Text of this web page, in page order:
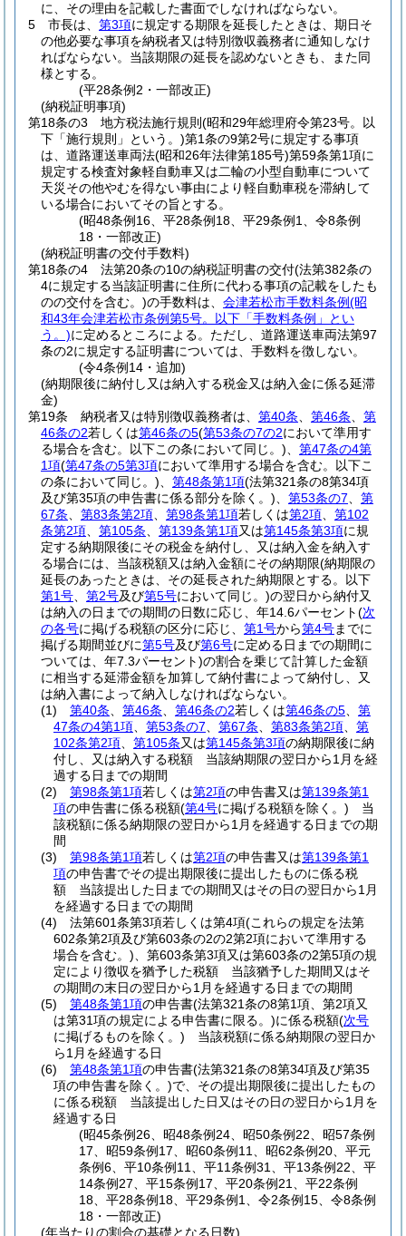
に、その理由を記載した書面でしなければならない。
5
市長は、 第3項に規定する期限を延長したときは、期日そ
の他必要な事項を納税者又は特別徴収義務者に通知しなけ
ればならない。 当該期限の延長を認めないときも、また同
様とする。
(平28条例2・一部改正)
(納税証明事項)
第18条の3
地方税法施行規則 (昭和29年総理府令第23号。以
下「施行規則」という。)第1条の9第2号に規定する事項
は、道路運送車両法(昭和26年法律第185号)第59条第1項に
規定する検査対象軽自動車又は二輪の小型自動車について
天災その他やむを得ない事由により軽自動車税を滞納して
いる場合においてその旨とする。
(昭48条例16、平28条例18、平29条例1、令8条例
18・一部改正)
(納税証明書の交付手数料)
第18条の4
法第20条の10の納税証明書の交付(法第382条の
4に規定する当該証明書に住所に代わる事項の記載をしたも
のの交付を含む。)の手数料は、 会津若松市手数料条例(昭
和43年会津若松市条例第5号。以下「手数料条例」とい
う。)に定めるところによる。 ただし、道路運送車両法第97
条の2に規定する証明書については、手数料を徴しない。
(令4条例14・追加)
(納期限後に納付し又は納入する税金又は納入金に係る延滞
金)
第19条
納税者又は特別徴収義務者は、 第40条 第46条
第
46条の2若しくは第46条の5(第53条の7の2において準用す
る場合を含む。以下この条において同じ。)
第47条の4第
1項(第47条の5第3項において準用する場合を含む。以下こ
の条において同じ。)
第48条第1項(法第321条の8第34項
及び第35項の申告書に係る部分を除く。)
第53条の7
第
67条
第83条第2項 第98条第1項若しくは第2項
第102
条第2項
第105条 第139条第1項又は第145条第3項に規
定する納期限後にその税金を納付し、又は納入金を納入す
る場合には、当該税額又は納入金額にその納期限(納期限の
延長のあったときは、その延長された納期限とする。以下
第1号
第2号及び第5号において同じ。)の翌日から納付又
は納入の日までの期間の日数に応じ、年14.6パーセント(次
の各号に掲げる税額の区分に応じ、 第1号から第4号までに
掲げる期間並びに第5号及び第6号に定める日までの期間に
ついては、年7.3パーセント)の割合を乗じて計算した金額
に相当する延滞金額を加算して納付書によって納付し、又
は納入書によって納入しなければならない。
(1)
第40条 第46条 第46条の2若しくは第46条の5
第
47条の4第1項
第53条の7 第67条 第83条第2項
第
102条第2項
第105条又は第145条第3項の納期限後に納
付し、又は納入する税額 当該納期限の翌日から1月を経
過する日までの期間
(2)
第98条第1項若しくは第2項の申告書又は第139条第1
項の申告書に係る税額(第4号に掲げる税額を除く。) 当
該税額に係る納期限の翌日から1月を経過する日までの期
間
(3)
第98条第1項若しくは第2項の申告書又は第139条第1
項の申告書でその提出期限後に提出したものに係る税
額 当該提出した日までの期間又はその日の翌日から1月
を経過する日までの期間
(4)
法第601条第3項若しくは第4項(これらの規定を法第
602条第2項及び第603条の2の2第2項において準用する
場合を含む。) 、第603条第3項又は第603条の2第5項の規
定により徴収を猶予した税額 当該猶予した期間又はそ
の期間の末日の翌日から1月を経過する日までの期間
(5)
第48条第1項の申告書(法第321条の8第1項、第2項又
は第31項の規定による申告書に限る。)に係る税額(次号
に掲げるものを除く。) 当該税額に係る納期限の翌日か
ら1月を経過する日
(6)
第48条第1項の申告書(法第321条の8第34項及び第35
項の申告書を除く。)で、その提出期限後に提出したもの
に係る税額 当該提出した日又はその日の翌日から1月を
経過する日
(昭45条例26、昭48条例24、昭50条例22、昭57条例
17、昭59条例17、昭60条例11、昭62条例20、平元
条例6、平10条例11、平11条例31、平13条例22、平
14条例27、平15条例17、平20条例21、平22条例
18、平28条例18、平29条例1、令2条例15、令8条例
18・一部改正)
(年当たりの割合の基礎となる日数)